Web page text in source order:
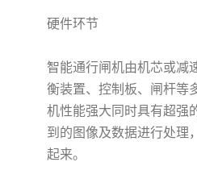
硬件环节
智能通行闸机由机芯或减
衡装置、控制板、闸杆等
机性能强大同时具有超强
到的图像及数据进行处理
起来。